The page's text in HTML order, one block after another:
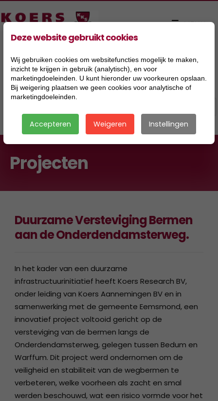
Projecten
Duurzame Versteviging Bermen
aan de Onderdendamsterweg.
In het kader van een duurzame
infrastructuurinitiatief heeft Koers Research BV,
onder leiding van Koers Aannemingen BV en in
samenwerking met de gemeente Eemsmond, een
innovatief project voltooid gericht op de
versteviging van de bermen langs de
Onderdendamsterweg, gelegen tussen Bedum en
Warffum. Dit project werd ondernomen om de
veiligheid en stabiliteit van de wegbermen te
verbeteren, welke voorheen als zacht en smal
werden beschouwd, wat een risico vormde voor het
Deze website gebruikt cookies
Wij gebruiken cookies om websitefuncties mogelijk te maken,
inzicht te krijgen in gebruik (analytisch), en voor
marketingdoeleinden. U kunt hieronder uw voorkeuren opslaan.
Bij weigering plaatsen we geen cookies voor analytische of
marketingdoeleinden.
Accepteren Weigeren Instellingen